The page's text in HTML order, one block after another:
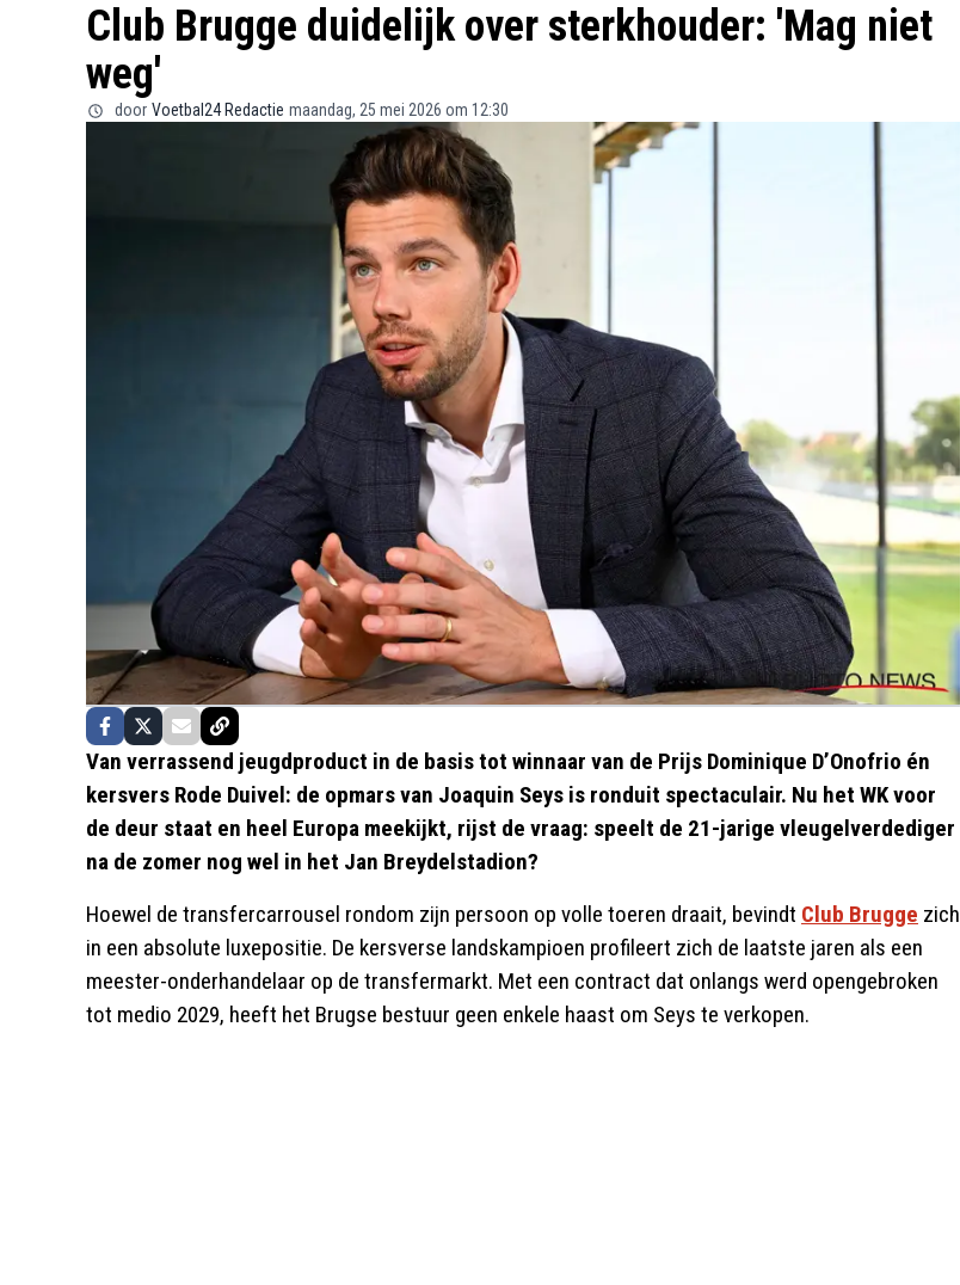
Club Brugge duidelijk over sterkhouder: 'Mag niet
weg'
door Voetbal24 Redactie maandag, 25 mei 2026 om 12:30
Van verrassend jeugdproduct in de basis tot winnaar van de Prijs Dominique D’Onofrio én
kersvers Rode Duivel: de opmars van Joaquin Seys is ronduit spectaculair. Nu het WK voor
de deur staat en heel Europa meekijkt, rijst de vraag: speelt de 21-jarige vleugelverdediger
na de zomer nog wel in het Jan Breydelstadion?
Hoewel de transfercarrousel rondom zijn persoon op volle toeren draait, bevindt Club Brugge zich
in een absolute luxepositie. De kersverse landskampioen profileert zich de laatste jaren als een
meester-onderhandelaar op de transfermarkt. Met een contract dat onlangs werd opengebroken
tot medio 2029, heeft het Brugse bestuur geen enkele haast om Seys te verkopen.